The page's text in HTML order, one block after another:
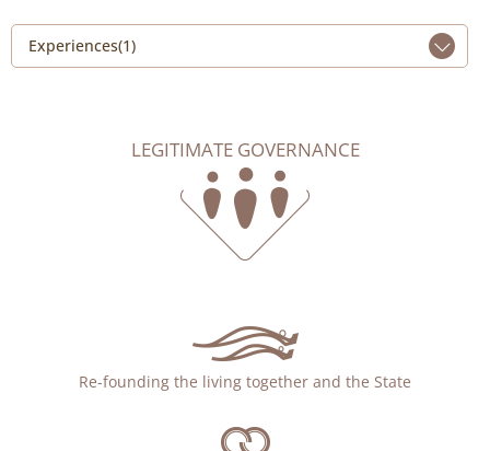
Experiences(1)
LEGITIMATE GOVERNANCE
Re-founding the living together and the State